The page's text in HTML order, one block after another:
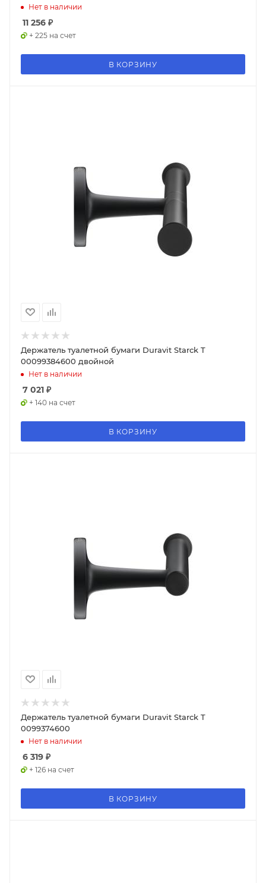
Нет в наличии
11 256 ₽
+ 225 на счет
В КОРЗИНУ
Держатель туалетной бумаги Duravit Starck T
00099384600 двойной
Нет в наличии
7 021 ₽
+ 140 на счет
В КОРЗИНУ
Держатель туалетной бумаги Duravit Starck T
0099374600
Нет в наличии
6 319 ₽
+ 126 на счет
В КОРЗИНУ